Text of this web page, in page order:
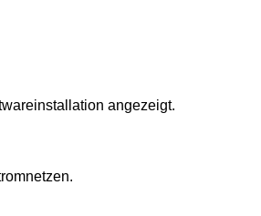
angezeigt.